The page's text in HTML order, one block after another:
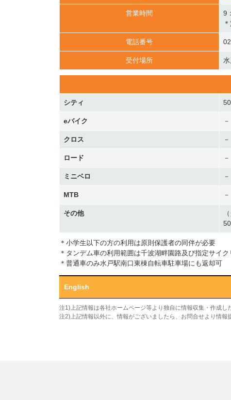
営業時間
9
電話番号
受付場所
シティ
eバイク －
クロス －
ロード －
ミニベロ －
MTB －
その他
＊小学生以下の方の利用は原則保護者の同伴が必要
＊タンデム車の利用範囲は千波湖畔園路及び指定サイ
＊普通車のみ水戸駅南口東棟自転車駐車場にも返却可
English
注1)上記情報は各社ホームページ等より独自に情報収集・作成
注2)上記情報以外に、情報がございましたら、お問合せより情報